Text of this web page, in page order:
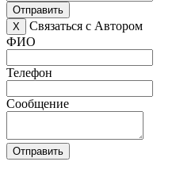
Отправить
X
Связаться с Автором
ФИО
Телефон
Сообщение
Отправить